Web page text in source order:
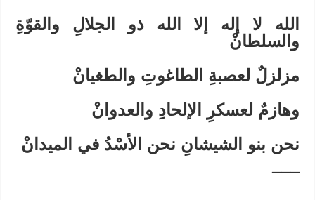
الله لا إله إلا الله ذو الجلالِ والقوّةِ
والسلطانْ
مزلزلٌ لعصبةِ الطاغوتِ والطغيانْ
وهازمٌ لعسكرِ الإلحادِ والعدوانْ
نحن بنو الشيشانِ نحن الأسْدُ في الميدانْ
¯¯¯